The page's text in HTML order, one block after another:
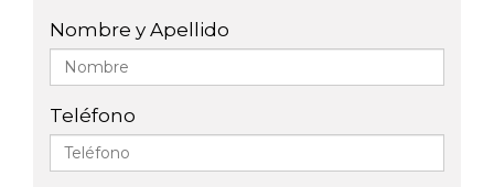
Nombre y Apellido
Teléfono